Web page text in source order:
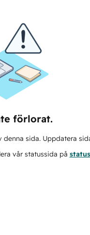
förlorat.
sida. Uppdatera
vår statussida på